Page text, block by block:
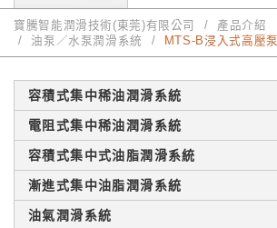
寶騰智能潤滑技術(東莞)有限公司
產品介紹
油泵／水泵潤滑系統
MTS-B浸入式高壓泵
容積式集中稀油潤滑系統
電阻式集中稀油潤滑系統
容積式集中式油脂潤滑系統
漸進式集中油脂潤滑系統
油氣潤滑系統